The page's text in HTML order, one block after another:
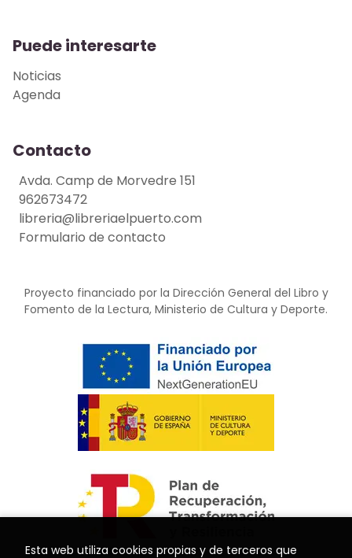
Puede interesarte
Noticias
Agenda
Contacto
Avda. Camp de Morvedre 151
962673472
libreria@libreriaelpuerto.com
Formulario de contacto
Proyecto financiado por la Dirección General del Libro y
Fomento de la Lectura, Ministerio de Cultura y Deporte.
Esta web utiliza cookies propias y de terceros que